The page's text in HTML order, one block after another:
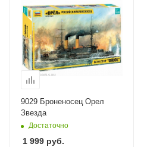
9029 Броненосец Орел
Звезда
Достаточно
1 999 руб.